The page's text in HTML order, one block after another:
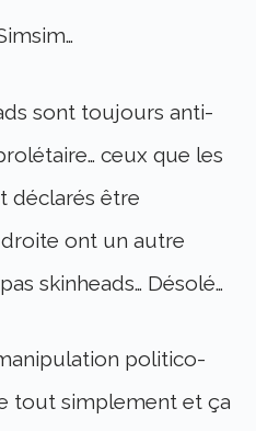
sont toujours anti-
ceux que les
déclarés être
droite ont un autre
skinheads… Désolé…
politico-
tout simplement et ça